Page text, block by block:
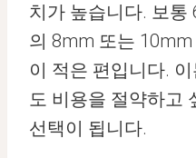
치가 높습니다. 보통
의 8mm 또는
이 적은 편입니다.
도 비용을 절약하고
선택이 됩니다.